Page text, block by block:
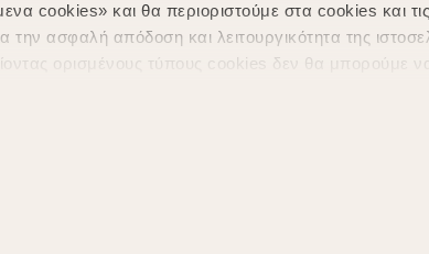
cookies» και θα περιοριστούμε στα cookies και τις
την ασφαλή απόδοση και λειτουργικότητα της
ορισμένους τύπους cookies δεν θα μπορούμε
τις επιλογές σας ή να ανακαλέσετε τη